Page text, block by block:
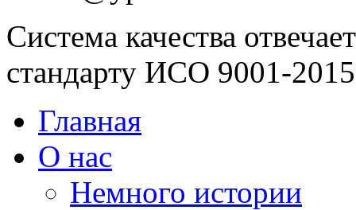
Система качества отвечает
стандарту ИСО 9001-2015
Главная
О нас
Немного истории